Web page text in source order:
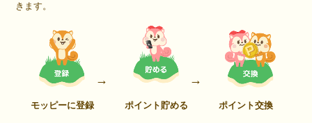
きます。
モッピーに登録 ポイント貯める ポイント交換